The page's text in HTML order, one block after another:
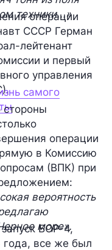
техники...»
операции
СССР Герман
лейтенант
и первый
управления
самого
стороны
операции
в Комиссию
(ВПК) при
вероятность
море».
БОР-4,
года, все же был